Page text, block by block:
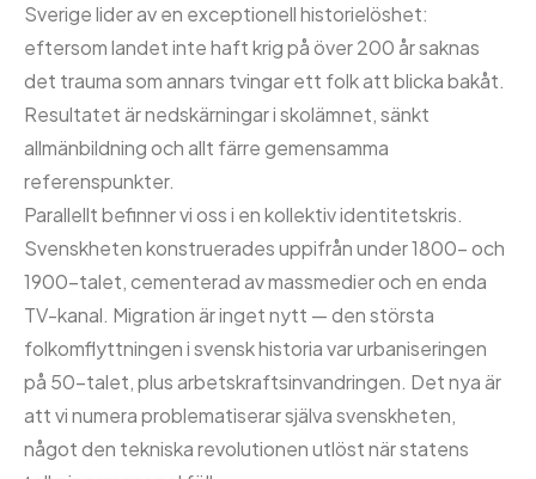
Sverige lider av en exceptionell historielöshet:
eftersom landet inte haft krig på över 200 år saknas
det trauma som annars tvingar ett folk att blicka bakåt.
Resultatet är nedskärningar i skolämnet, sänkt
allmänbildning och allt färre gemensamma
referenspunkter.
Parallellt befinner vi oss i en kollektiv identitetskris.
Svenskheten konstruerades uppifrån under 1800- och
1900-talet, cementerad av massmedier och en enda
TV-kanal. Migration är inget nytt — den största
folkomflyttningen i svensk historia var urbaniseringen
på 50-talet, plus arbetskraftsinvandringen. Det nya är
att vi numera problematiserar själva svenskheten,
något den tekniska revolutionen utlöst när statens